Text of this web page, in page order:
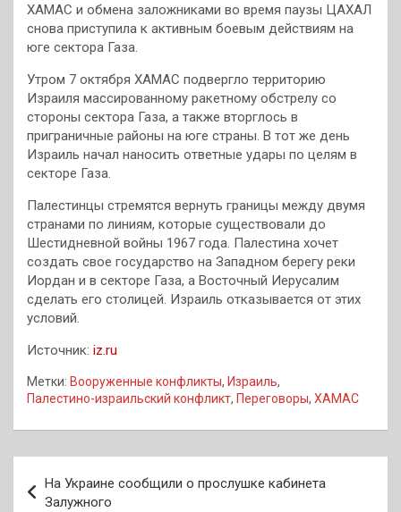
ХАМАС и обмена заложниками во время паузы ЦАХАЛ
снова приступила к активным боевым действиям на
юге сектора Газа.
Утром 7 октября ХАМАС подвергло территорию
Израиля массированному ракетному обстрелу со
стороны сектора Газа, а также вторглось в
приграничные районы на юге страны. В тот же день
Израиль начал наносить ответные удары по целям в
секторе Газа.
Палестинцы стремятся вернуть границы между двумя
странами по линиям, которые существовали до
Шестидневной войны 1967 года. Палестина хочет
создать свое государство на Западном берегу реки
Иордан и в секторе Газа, а Восточный Иерусалим
сделать его столицей. Израиль отказывается от этих
условий.
Источник: iz.ru
Метки: Вооруженные конфликты, Израиль,
Палестино-израильский конфликт, Переговоры, ХАМАС
по
На Украине сообщили о прослушке кабинета
Залужного